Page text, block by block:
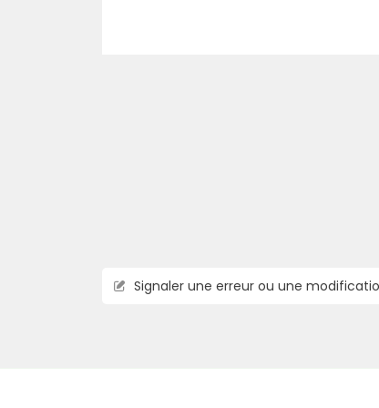
Signaler une erreur ou une